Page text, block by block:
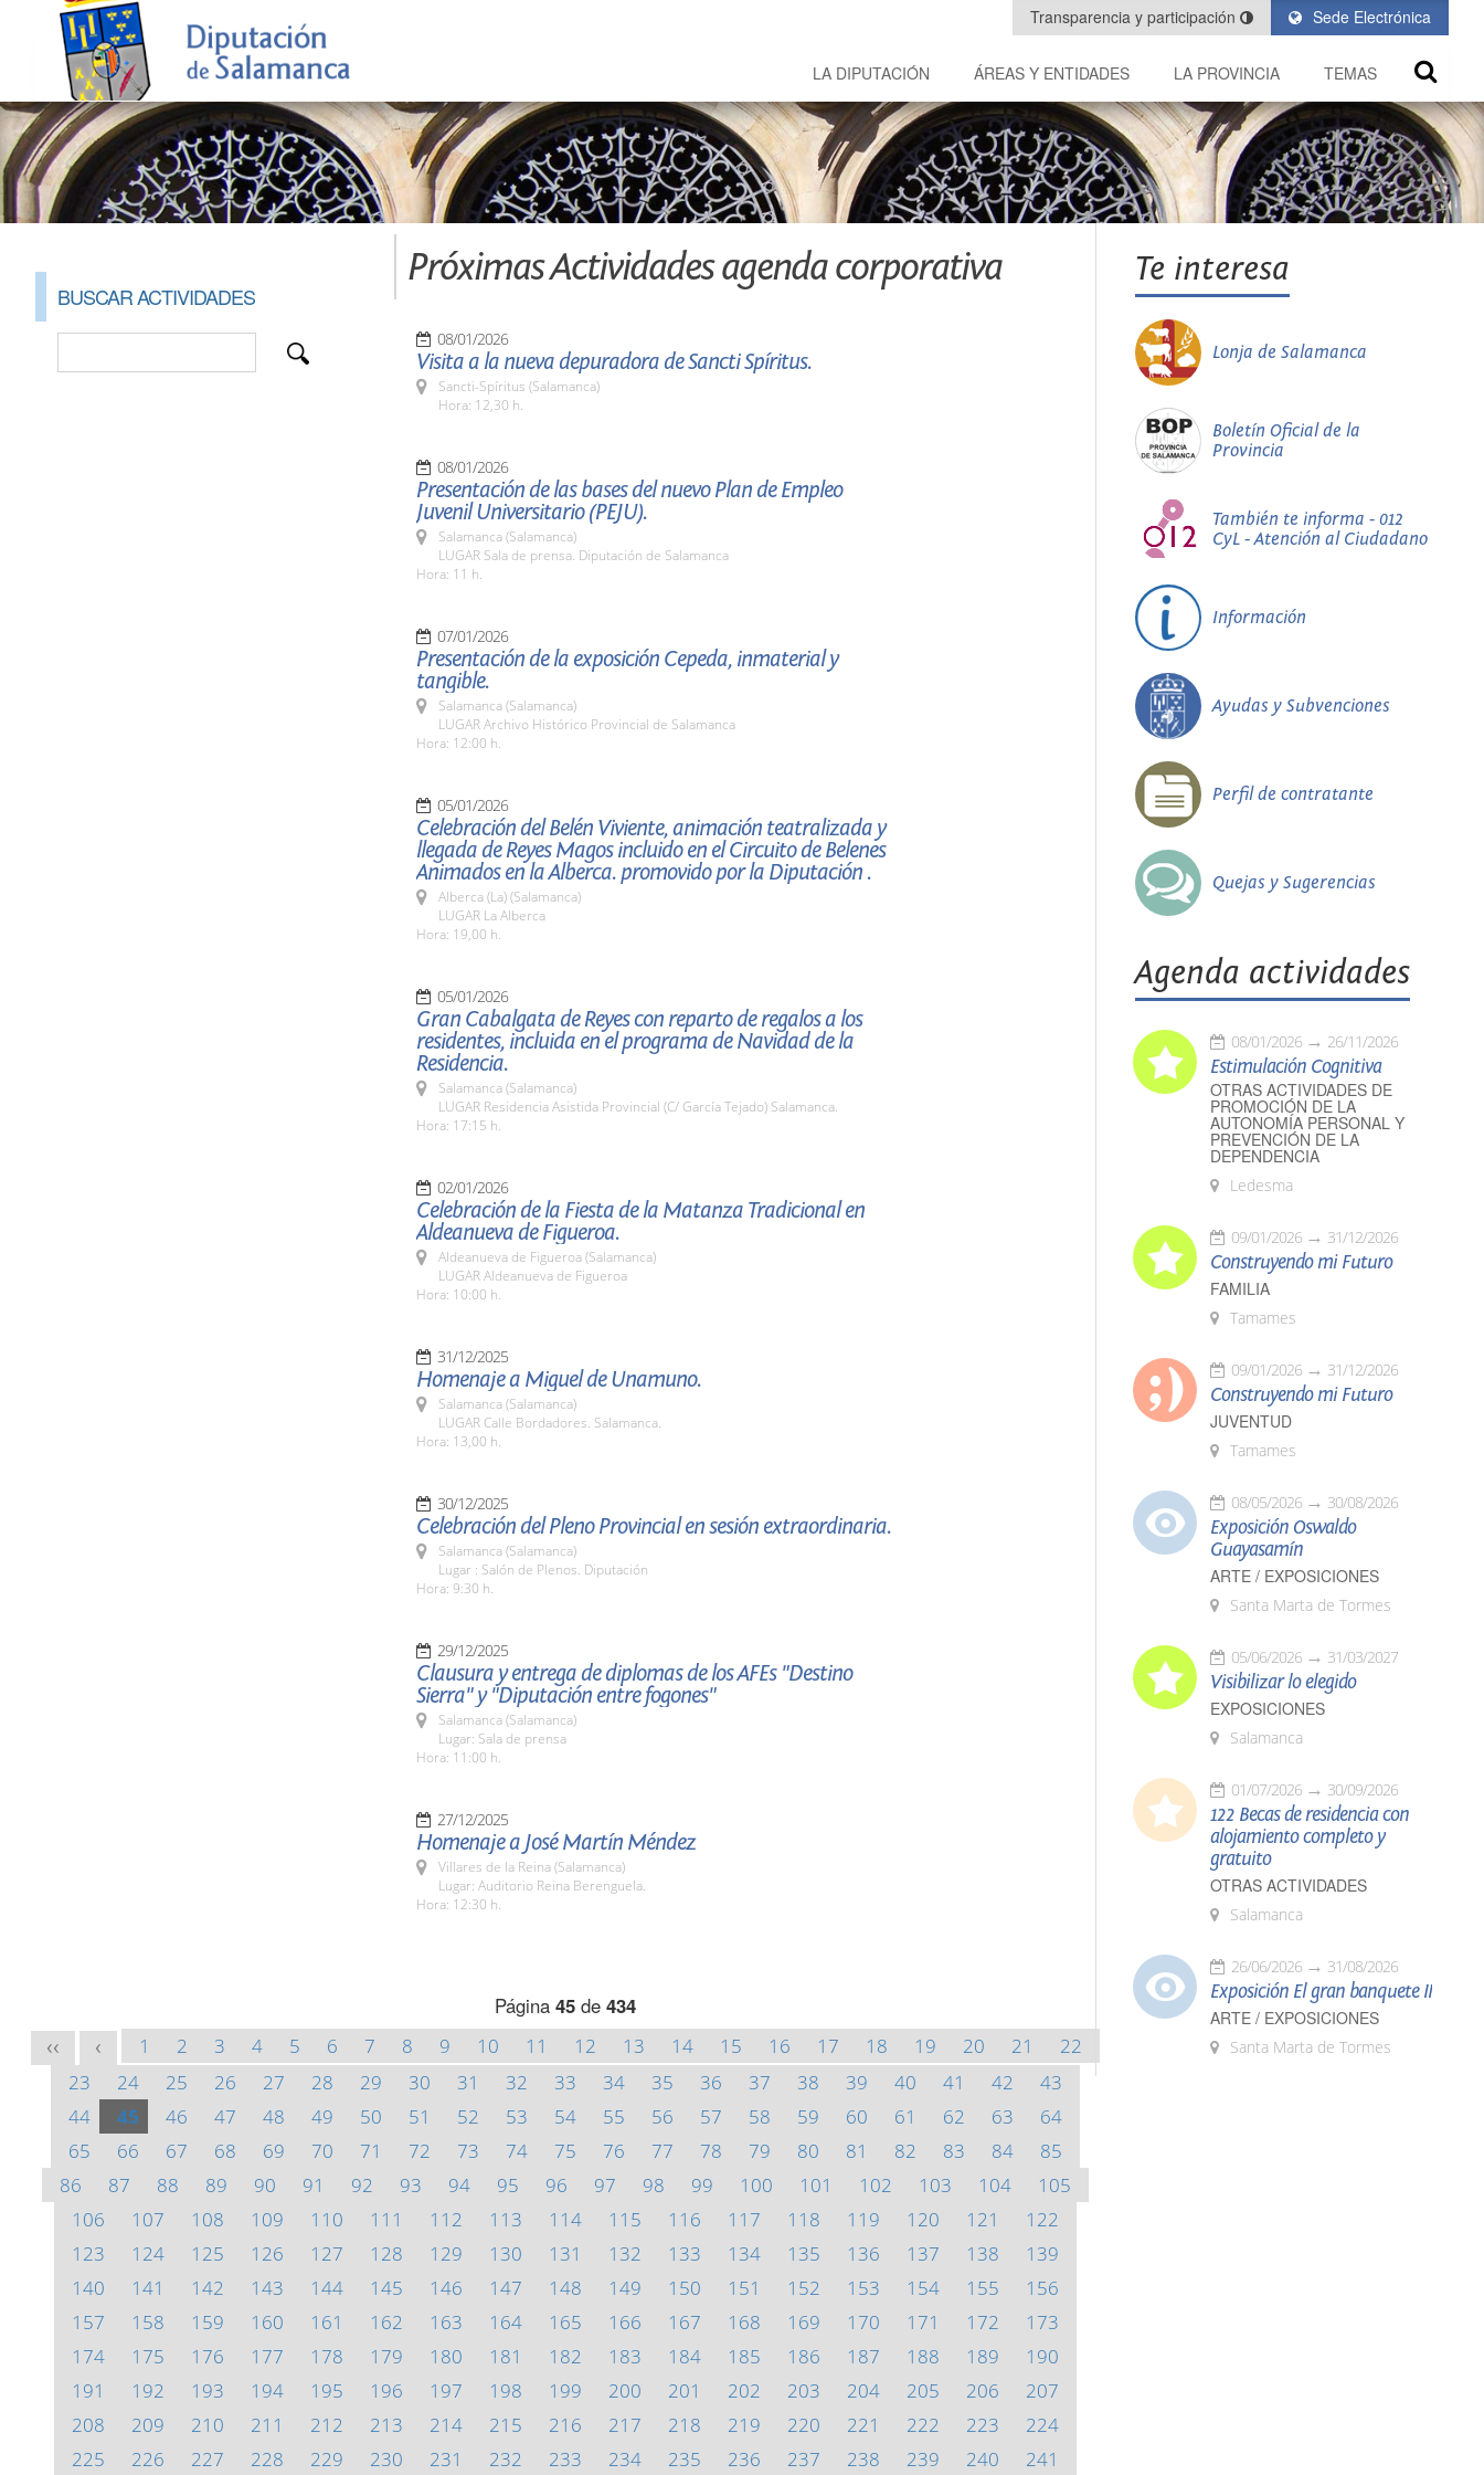
Sede Electrónica
Transparencia y participación
LA DIPUTACIÓN ÁREAS Y ENTIDADES LA PROVINCIA TEMAS
BUSCAR ACTIVIDADES
Próximas Actividades agenda corporativa
08/01/2026
Visita a la nueva depuradora de Sancti Spíritus.
Sancti-Spíritus (Salamanca)
Hora: 12,30 h.
08/01/2026
Presentación de las bases del nuevo Plan de Empleo
Juvenil Universitario (PEJU).
Salamanca (Salamanca)
LUGAR Sala de prensa. Diputación de Salamanca
Hora: 11 h.
07/01/2026
Presentación de la exposición Cepeda, inmaterial y
tangible.
Salamanca (Salamanca)
LUGAR Archivo Histórico Provincial de Salamanca
Hora: 12:00 h.
05/01/2026
Celebración del Belén Viviente, animación teatralizada y
llegada de Reyes Magos incluido en el Circuito de Belenes
Animados en la Alberca. promovido por la Diputación .
Alberca (La) (Salamanca)
LUGAR La Alberca
Hora: 19,00 h.
05/01/2026
Gran Cabalgata de Reyes con reparto de regalos a los
residentes, incluida en el programa de Navidad de la
Residencia.
Salamanca (Salamanca)
LUGAR Residencia Asistida Provincial (C/ García Tejado) Salamanca.
Hora: 17:15 h.
02/01/2026
Celebración de la Fiesta de la Matanza Tradicional en
Aldeanueva de Figueroa.
Aldeanueva de Figueroa (Salamanca)
LUGAR Aldeanueva de Figueroa
Hora: 10:00 h.
31/12/2025
Homenaje a Miguel de Unamuno.
Salamanca (Salamanca)
LUGAR Calle Bordadores. Salamanca.
Hora: 13,00 h.
30/12/2025
Celebración del Pleno Provincial en sesión extraordinaria.
Salamanca (Salamanca)
Lugar : Salón de Plenos. Diputación
Hora: 9:30 h.
29/12/2025
Clausura y entrega de diplomas de los AFEs "Destino
Sierra" y "Diputación entre fogones"
Salamanca (Salamanca)
Lugar: Sala de prensa
Hora: 11:00 h.
27/12/2025
Homenaje a José Martín Méndez
Villares de la Reina (Salamanca)
Lugar: Auditorio Reina Berenguela.
Hora: 12:30 h.
Página 45 de 434
<< < 1 2 3 4 5 6 7 8 9 10 11 12 13 14 15 16 17 18 19 20 21
22
23
24 25 26 27 28 29 30 31 32 33 34 35 36 37 38 39 40 41 42
43
44
45 46 47 48 49 50 51 52 53 54 55 56 57 58 59 60 61 62 63
64
65
66 67 68 69 70 71 72 73 74 75 76 77 78 79 80 81 82 83 84
85
86
87 88 89 90 91 92 93 94 95 96 97 98 99 100 101 102 103 104
105
106
107 108 109 110 111 112 113 114 115 116 117 118 119 120 121
122
123
124 125 126 127 128 129 130 131 132 133 134 135 136 137 138
139
140
141 142 143 144 145 146 147 148 149 150 151 152 153 154 155
156
157
158 159 160 161 162 163 164 165 166 167 168 169 170 171 172
173
174
175 176 177 178 179 180 181 182 183 184 185 186 187 188 189
190
191
192 193 194 195 196 197 198 199 200 201 202 203 204 205 206
207
208
209 210 211 212 213 214 215 216 217 218 219 220 221 222 223
224
225
226 227 228 229 230 231 232 233 234 235 236 237 238 239 240 241
Te interesa
Lonja de Salamanca
Boletín Oficial de la
Provincia
También te informa - 012
CyL - Atención al Ciudadano
Información
Ayudas y Subvenciones
Perfil de contratante
Quejas y Sugerencias
Agenda actividades
08/01/2026 26/11/2026
Estimulación Cognitiva
OTRAS ACTIVIDADES DE
PROMOCIÓN DE LA
AUTONOMÍA PERSONAL Y
PREVENCIÓN DE LA
DEPENDENCIA
Ledesma
09/01/2026 31/12/2026
Construyendo mi Futuro
FAMILIA
Tamames
09/01/2026 31/12/2026
Construyendo mi Futuro
JUVENTUD
Tamames
08/05/2026 30/08/2026
Exposición Oswaldo
Guayasamín
ARTE / EXPOSICIONES
Santa Marta de Tormes
05/06/2026 31/03/2027
Visibilizar lo elegido
EXPOSICIONES
Salamanca
01/07/2026 30/09/2026
122 Becas de residencia con
alojamiento completo y
gratuito
OTRAS ACTIVIDADES
Salamanca
26/06/2026 31/08/2026
Exposición El gran banquete II
ARTE / EXPOSICIONES
Santa Marta de Tormes